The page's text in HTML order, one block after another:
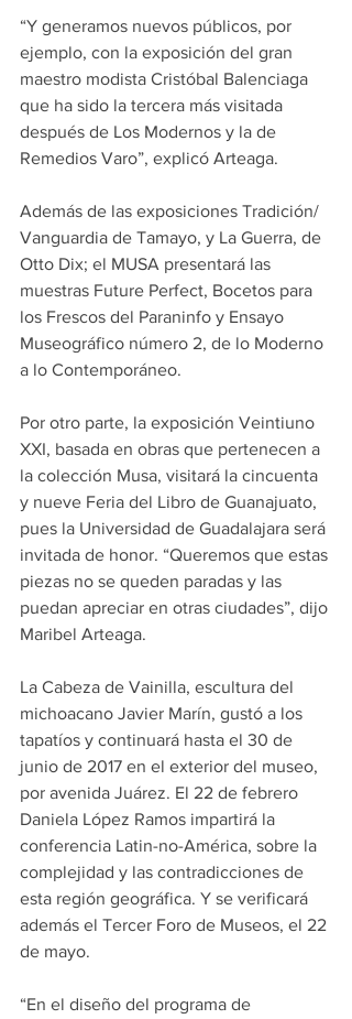
“Y generamos nuevos públicos, por
ejemplo, con la exposición del gran
maestro modista Cristóbal Balenciaga
que ha sido la tercera más visitada
después de Los Modernos y la de
Remedios Varo”, explicó Arteaga.
Además de las exposiciones Tradición/
Vanguardia de Tamayo, y La Guerra, de
Otto Dix; el MUSA presentará las
muestras Future Perfect, Bocetos para
los Frescos del Paraninfo y Ensayo
Museográfico número 2, de lo Moderno
a lo Contemporáneo.
Por otro parte, la exposición Veintiuno
XXI, basada en obras que pertenecen a
la colección Musa, visitará la cincuenta
y nueve Feria del Libro de Guanajuato,
pues la Universidad de Guadalajara será
invitada de honor. “Queremos que estas
piezas no se queden paradas y las
puedan apreciar en otras ciudades”, dijo
Maribel Arteaga.
La Cabeza de Vainilla, escultura del
michoacano Javier Marín, gustó a los
tapatíos y continuará hasta el 30 de
junio de 2017 en el exterior del museo,
por avenida Juárez. El 22 de febrero
Daniela López Ramos impartirá la
conferencia Latin-no-América, sobre la
complejidad y las contradicciones de
esta región geográfica. Y se verificará
además el Tercer Foro de Museos, el 22
de mayo.
“En el diseño del programa de